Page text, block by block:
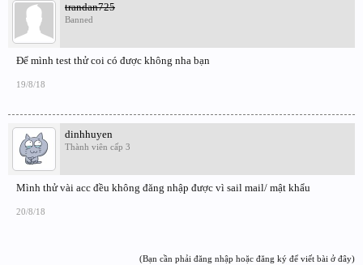
trandan725
Banned
Để mình test thử coi có được không nha bạn
19/8/18
dinhhuyen
Thành viên cấp 3
Mình thử vài acc đều không đăng nhập được vì sail mail/ mật khẩu
20/8/18
(Bạn cần phải đăng nhập hoặc đăng ký để viết bài ở đây)